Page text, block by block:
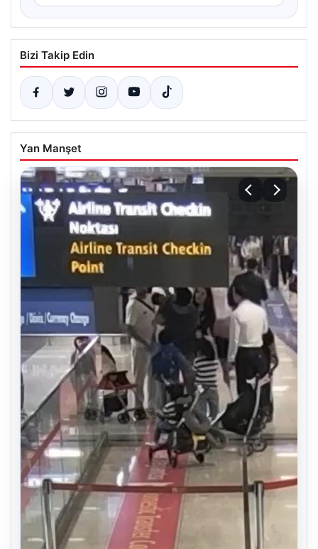
Bizi Takip Edin
Yan Manşet